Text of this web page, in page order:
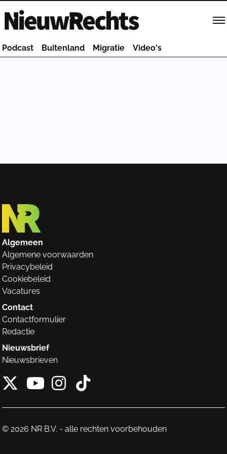
Homepage van NieuwRechts
Podcast Buitenland Migratie Video's
Algemeen
Algemene voorwaarden
Privacybeleid
Cookiebeleid
Vacatures
Contact
Contactformulier
Redactie
Nieuwsbrief
Nieuwsbrieven
X van NieuwRechts
Instagram van
Tiktok van
© 2026 NR B.V. - alle rechten voorbehouden